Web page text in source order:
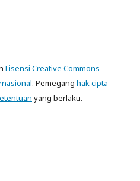
Lisensi Creative Commons
. Pemegang hak cipta
yang berlaku.